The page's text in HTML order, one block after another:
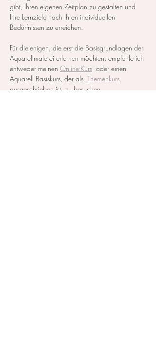
gibt, Ihren eigenen Zeitplan zu gestalten und
Ihre Lernziele nach Ihren individuellen
Bedürfnissen zu erreichen.
Für diejenigen, die erst die Basisgrundlagen der
Aquarellmalerei erlernen möchten, empfehle ich
entweder meinen Online-Kurs oder einen
Aquarell Basiskurs, der als Themenkurs
ausgeschrieben ist, zu besuchen.